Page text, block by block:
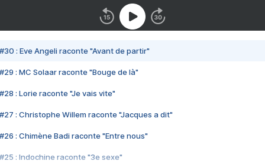
#30 : Eve Angeli raconte "Avant de partir"
#29 : MC Solaar raconte "Bouge de là"
#28 : Lorie raconte "Je vais vite"
#27 : Christophe Willem raconte "Jacques a dit"
#26 : Chimène Badi raconte "Entre nous"
#25 : Indochine raconte "3e sexe"